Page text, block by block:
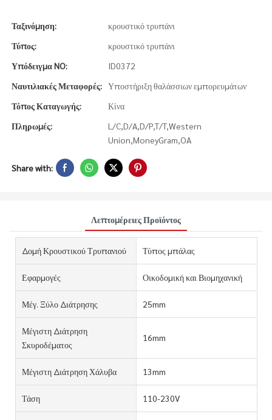
Ταξινόμηση:
κρουστικό τρυπάνι
Τύπος:
κρουστικό τρυπάνι
Υπόδειγμα NO:
ID0372
Ναυτιλιακές Μεταφορές: Υποστήριξη θαλάσσιων εμπορευμάτων
Τόπος Καταγωγής:
Κίνα
Πληρωμές:
L/C,D/A,D/P,T/T,Western
Union,MoneyGram,OA
Share with:
Λεπτομέρειες Προϊόντος
Δομή Κρουστικού Τρυπανιού Τύπος μπάλας
Εφαρμογές Οικοδομική και Βιομηχανική
Μέγ. Ξύλο Διάτρησης 25mm
Μέγιστη Διάτρηση
Σκυροδέματος
16mm
Μέγιστη Διάτρηση Χάλυβα 13mm
Τάση 110-230V